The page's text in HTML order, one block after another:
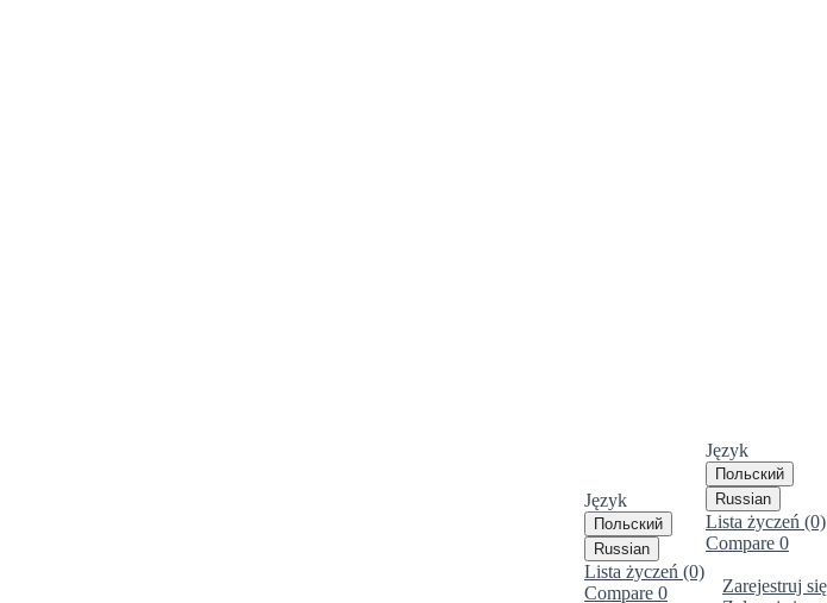
Język
Польский
Russian
Lista życzeń (0)
Compare 0
Zarejestruj się
Język
Польский
Russian
Lista życzeń (0)
Compare 0